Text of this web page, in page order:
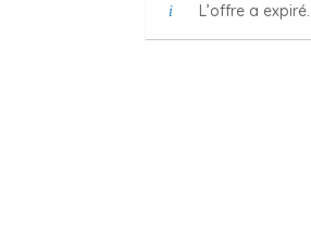
L’offre a expiré.